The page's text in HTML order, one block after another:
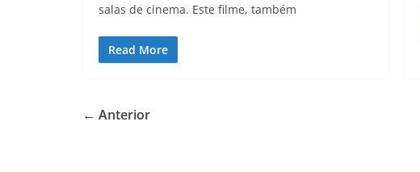
salas de cinema. Este filme, também
Read More
← Anterior